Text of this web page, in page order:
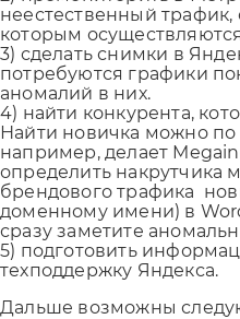
неестественный трафик,
которым
3) сделать снимки в
потребуются графики
аномалий в них.
4) найти конкурента,
Найти новичка можно
например, делает
определить накрутчика
брендового трафика
доменному имени) в
сразу заметите
5) подготовить
техподдержку Яндекса.
Дальше возможны